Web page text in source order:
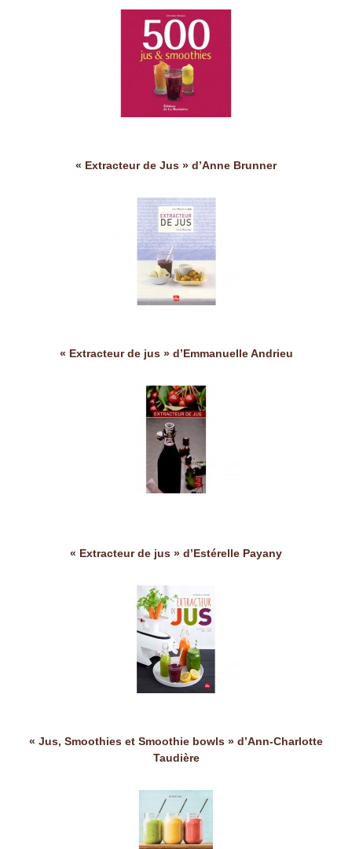
« Extracteur de Jus » d’Anne Brunner
« Extracteur de jus » d’Emmanuelle Andrieu
« Extracteur de jus » d’Estérelle Payany
« Jus, Smoothies et Smoothie bowls » d’Ann-Charlotte
Taudière